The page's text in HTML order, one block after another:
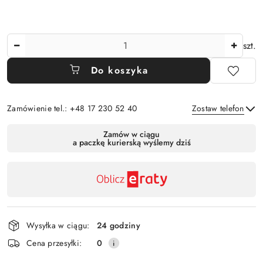
szt.
Do koszyka
Zamówienie tel.: +48 17 230 52 40 Zostaw telefon
Zamów w ciągu
a paczkę kurierską wyślemy dziś
Wysyłka w ciągu:
24 godziny
Cena przesyłki:
0